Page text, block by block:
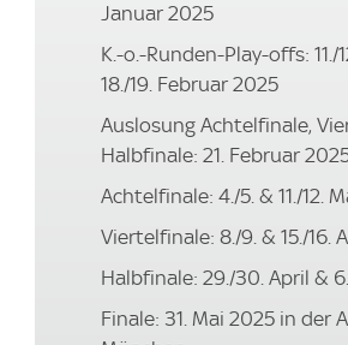
Januar 2025
K.-o.-Runden-Play-offs: 11./
18./19. Februar 2025
Auslosung Achtelfinale,
Halbfinale: 21. Februar
Achtelfinale: 4./5. & 11./12.
Viertelfinale: 8./9. & 15./16.
Halbfinale: 29./30. April &
Finale: 31. Mai 2025 in der